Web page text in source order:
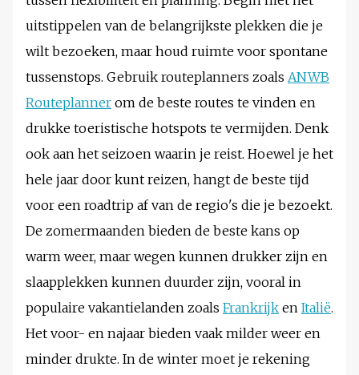
uitstippelen van de belangrijkste plekken die je
wilt bezoeken, maar houd ruimte voor spontane
tussenstops. Gebruik routeplanners zoals ANWB
Routeplanner om de beste routes te vinden en
drukke toeristische hotspots te vermijden. Denk
ook aan het seizoen waarin je reist. Hoewel je het
hele jaar door kunt reizen, hangt de beste tijd
voor een roadtrip af van de regio's die je bezoekt.
De zomermaanden bieden de beste kans op
warm weer, maar wegen kunnen drukker zijn en
slaapplekken kunnen duurder zijn, vooral in
populaire vakantielanden zoals Frankrijk en Italië.
Het voor- en najaar bieden vaak milder weer en
minder drukte. In de winter moet je rekening